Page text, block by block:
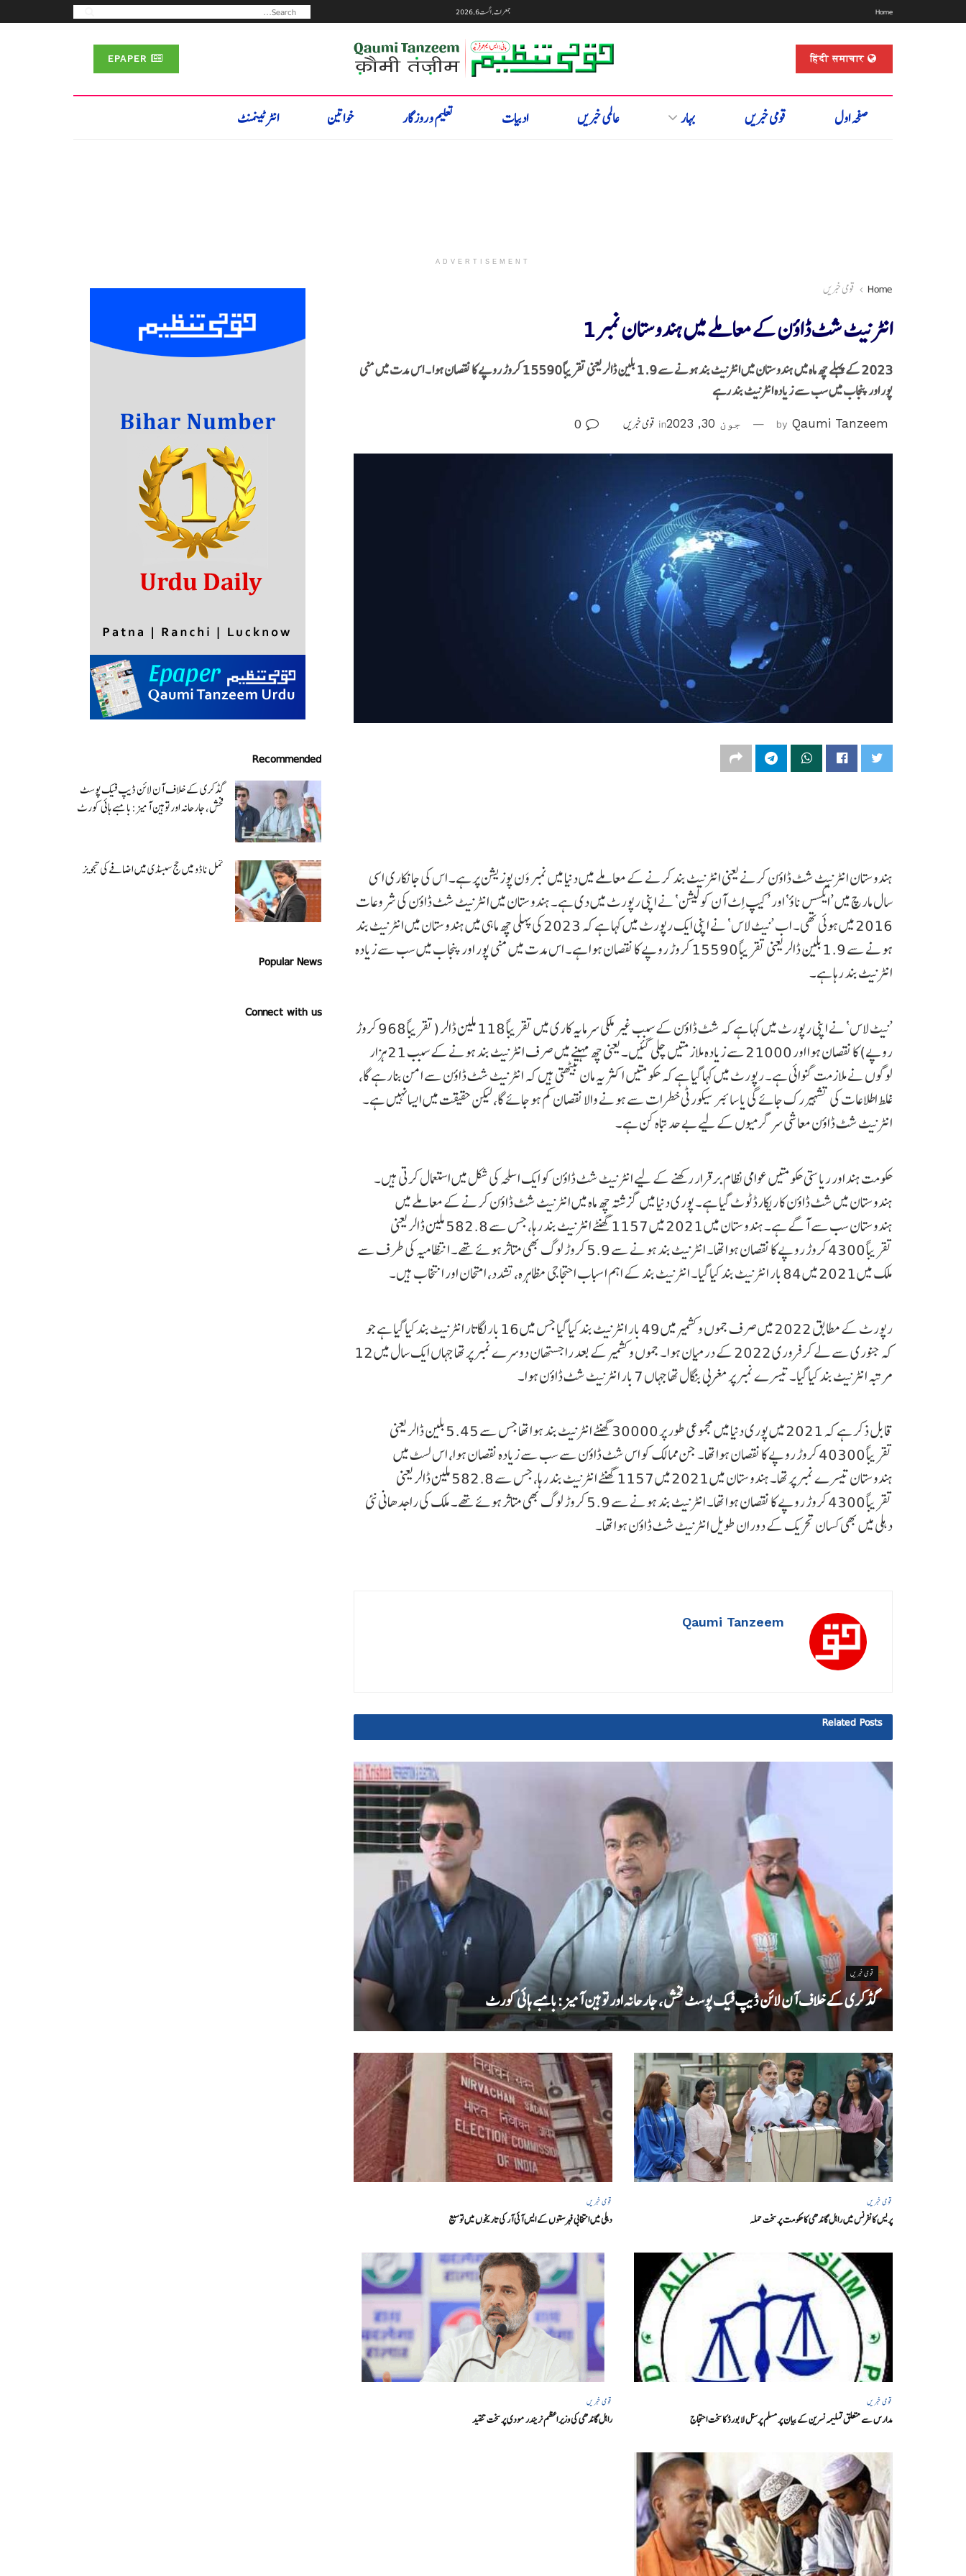
Home جمعرات, اگست 6, 2026
हिंदी समाचार
صفحہ اول قومی خبریں بہار عالمی خبریں ادبیات تعلیم و روزگار خواتین انٹرٹینمنٹ
ADVERTISEMENT
Home قومی خبریں
انٹرنیٹ شٹ ڈاؤن کے معاملے میں ہندوستان نمبر 1
2023 کے پہلے چھ ماہ میں ہندوستان میں انٹرنیٹ بند ہونے سے 1.9 بلین ڈالر یعنی تقریباً 15590 کروڑ روپے کا نقصان ہوا ۔ اس مدت میں منی
پور اور پنجاب میں سب سے زیادہ انٹرنیٹ بند رہے
by Qaumi Tanzeem جون 30, 2023 in قومی خبریں
ہندوستان انٹرنیٹ شٹ ڈاؤن کرنے یعنی انٹرنیٹ بند کرنے کے معاملے میں دنیا میں نمبر وَن پوزیشن پر ہے۔ اس کی جانکاری اسی
سال مارچ میں ’ایکسس ناؤ‘ اور ’کیپ اِٹ آن کولیشن‘ نے اپنی رپورٹ میں دی ہے۔ ہندوستان میں انٹرنیٹ شٹ ڈاؤن کی شروعات
2016 میں ہوئی تھی۔ اب ’نیٹ لاس‘ نے اپنی ایک رپورٹ میں کہا ہے کہ 2023 کی پہلی چھ ماہی میں ہندوستان میں انٹرنیٹ بند
ہونے سے 1.9 بلین ڈالر یعنی تقریباً 15590 کروڑ روپے کا نقصان ہوا ہے۔ اس مدت میں منی پور اور پنجاب میں سب سے زیادہ
انٹرنیٹ بند رہا ہے۔
’نیٹ لاس‘ نے اپنی رپورٹ میں کہا ہے کہ شٹ ڈاؤن کے سبب غیر ملکی سرمایہ کاری میں تقریباً 118 ملین ڈالر (تقریباً 968 کروڑ
روپے) کا نقصان ہوا اور 21000 سے زیادہ ملازمتیں چلی گئیں۔ یعنی چھ مہینے میں صرف انٹرنیٹ بند ہونے کے سبب 21 ہزار
لوگوں نے ملازمت گنوائی ہے۔ رپورٹ میں کہا گیا ہے کہ حکومتیں اکثر یہ مان بیٹھتی ہیں کہ انٹرنیٹ شٹ ڈاؤن سے امن بنا رہے گا،
غلط اطلاعات کی تشہیر رک جائے گی یا سائبر سیکورٹی خطرات سے ہونے والا نقصان کم ہو جائے گا، لیکن حقیقت میں ایسا نہیں ہے۔
انٹرنیٹ شٹ ڈاؤن معاشی سرگرمیوں کے لیے بے حد تباہ کن ہے۔
حکومت ہند اور ریاستی حکومتیں عوامی نظام برقرار رکھنے کے لیے انٹرنیٹ شٹ ڈاؤن کو ایک اسلحہ کی شکل میں استعمال کرتی ہیں۔
ہندوستان میں شٹ ڈاؤن کا ریکارڈ ٹوٹ گیا ہے۔ پوری دنیا میں گزشتہ چھ ماہ میں انٹرنیٹ شٹ ڈاؤن کرنے کے معاملے میں
ہندوستان سب سے آگے ہے۔ ہندوستان میں 2021 میں 1157 گھنٹے انٹرنیٹ بند رہا، جس سے 582.8 ملین ڈالر یعنی
تقریباً 4300 کروڑ روپے کا نقصان ہوا تھا۔ انٹرنیٹ بند ہونے سے 5.9 کروڑ لوگ بھی متاثر ہوئے تھے۔ انتظامیہ کی طرف سے
ملک میں 2021 میں 84 بار انٹرنیٹ بند کیا گیا۔ انٹرنیٹ بند کے اہم اسباب احتجاجی مظاہرہ، تشدد، امتحان اور انتخاب ہیں۔
رپورٹ کے مطابق 2022 میں صرف جموں و کشمیر میں 49 بار انٹرنیٹ بند کیا گیا جس میں 16 بار لگاتار انٹرنیٹ بند کیا گیا ہے جو
کہ جنوری سے لے کر فروری 2022 کے درمیان ہوا۔ جموں و کشمیر کے بعد راجستھان دوسرے نمبر پر تھا جہاں ایک سال میں 12
مرتبہ انٹرنیٹ بند کیا گیا۔ تیسرے نمبر پر مغربی بنگال تھا جہاں 7 بار انٹرنیٹ شٹ ڈاؤن ہوا۔
قابل ذکر ہے کہ 2021 میں پوری دنیا میں مجموعی طور پر 30000 گھنٹے انٹرنیٹ بند ہوا تھا جس سے 5.45 بلین ڈالر یعنی
تقریباً 40300 کروڑ روپے کا نقصان ہوا تھا۔ جن ممالک کو اس شٹ ڈاؤن سے سب سے زیادہ نقصان ہوا، اس لسٹ میں
ہندوستان تیسرے نمبر پر تھا۔ ہندوستان میں 2021 میں 1157 گھنٹے انٹرنیٹ بند رہا، جس سے 582.8 ملین ڈالر یعنی
تقریباً 4300 کروڑ روپے کا نقصان ہوا تھا۔ انٹرنیٹ بند ہونے سے 5.9 کروڑ لوگ بھی متاثر ہوئے تھے۔ ملک کی راجدھانی نئی
دہلی میں بھی کسان تحریک کے دوران طویل انٹرنیٹ شٹ ڈاؤن ہوا تھا۔
Qaumi Tanzeem
Related Posts
قومی خبریں
گڈکری کے خلاف آن لائن ڈیپ فیک پوسٹ فحش، جارحانہ اور توہین آمیز:بامبے ہائی کورٹ
قومی خبریں
پریس کانفرنس میں راہل گاندھی کا حکومت پر سخت حملہ
قومی خبریں
دہلی میں انتخابی فہرستوں کے ایس آئی آر کی تاریخوں میں توسیع
قومی خبریں
مدارس سے متعلق تسلیمہ نسرین کے بیان پر مسلم پرسنل لا بورڈ کا سخت احتجاج
قومی خبریں
راہل گاندھی کی وزیر اعظم نریندر مودی پر سخت تنقید
Recommended
گڈکری کے خلاف آن لائن ڈیپ فیک پوسٹ
فحش، جارحانہ اور توہین آمیز:بامبے ہائی کورٹ
تمل ناڈو میں حج سبسڈی میں اضافے کی تجویز
Popular News
Connect with us